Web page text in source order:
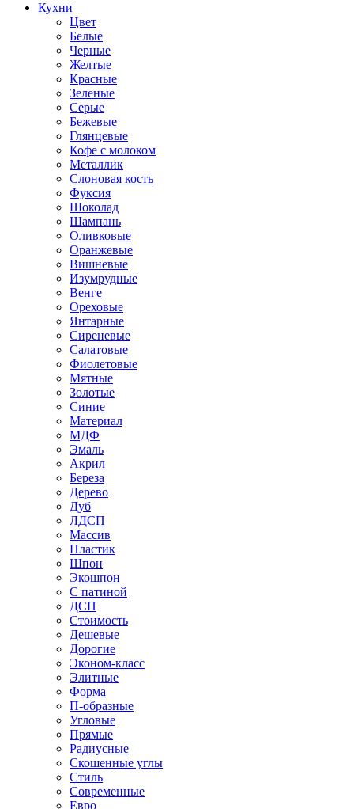
Кухни
Цвет
Белые
Черные
Желтые
Красные
Зеленые
Серые
Бежевые
Глянцевые
Кофе с молоком
Металлик
Слоновая кость
Фуксия
Шоколад
Шампань
Оливковые
Оранжевые
Вишневые
Изумрудные
Венге
Ореховые
Янтарные
Сиреневые
Салатовые
Фиолетовые
Мятные
Золотые
Синие
Материал
МДФ
Эмаль
Акрил
Береза
Дерево
Дуб
ЛДСП
Массив
Пластик
Шпон
Экошпон
С патиной
ДСП
Стоимость
Дешевые
Дорогие
Эконом-класс
Элитные
Форма
П-образные
Угловые
Прямые
Радиусные
Скошенные углы
Стиль
Современные
Евро